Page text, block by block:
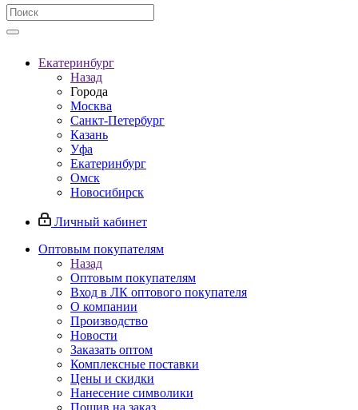
Екатеринбург
Назад
Города
Москва
Санкт-Петербург
Казань
Уфа
Екатеринбург
Омск
Новосибирск
Личный кабинет
Оптовым покупателям
Назад
Оптовым покупателям
Вход в ЛК оптового покупателя
О компании
Производство
Новости
Заказать оптом
Комплексные поставки
Цены и скидки
Нанесение символики
Пошив на заказ